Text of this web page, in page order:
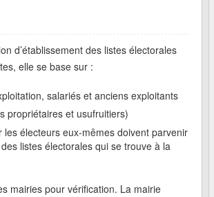
d’établissement des listes électorales
elle se base sur :
salariés et anciens exploitants
propriétaires et usufruitiers)
électeurs eux-mêmes doivent parvenir
listes électorales qui se trouve à la
mairies pour vérification. La mairie